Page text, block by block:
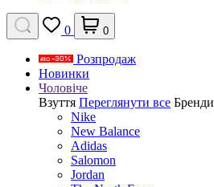
0 0
Розпродаж
Новинки
Чоловіче
Взуття Переглянути все Бренди
Nike
New Balance
Adidas
Salomon
Jordan